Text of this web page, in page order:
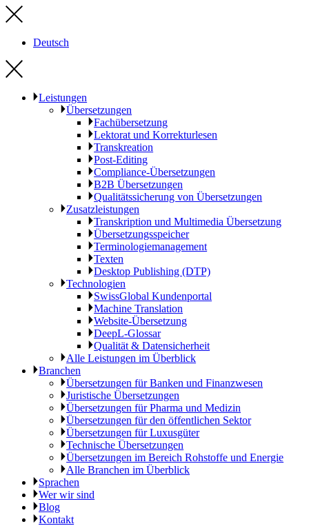
Deutsch
Leistungen
Übersetzungen
Fachübersetzung
Lektorat und Korrekturlesen
Transkreation
Post-Editing
Compliance-Übersetzungen
B2B Übersetzungen
Qualitätssicherung von Übersetzungen
Zusatzleistungen
Transkription und Multimedia Übersetzung
Übersetzungsspeicher
Terminologiemanagement
Texten
Desktop Publishing (DTP)
Technologien
SwissGlobal Kundenportal
Machine Translation
Website-Übersetzung
DeepL-Glossar
Qualität & Datensicherheit
Alle Leistungen im Überblick
Branchen
Übersetzungen für Banken und Finanzwesen
Juristische Übersetzungen
Übersetzungen für Pharma und Medizin
Übersetzungen für den öffentlichen Sektor
Übersetzungen für Luxusgüter
Technische Übersetzungen
Übersetzungen im Bereich Rohstoffe und Energie
Alle Branchen im Überblick
Sprachen
Wer wir sind
Blog
Kontakt